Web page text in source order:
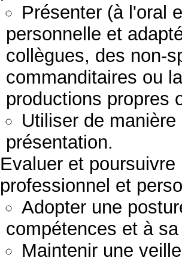
Présenter (à l'oral
personnelle et
collègues, des non-
commanditaires ou
productions propres
Utiliser de
présentation.
Evaluer et
professionnel et
Adopter une
compétences et à
Maintenir une